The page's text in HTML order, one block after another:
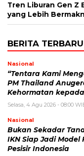
Tren Liburan Gen Z
yang Lebih
BERITA TERBARU
Nasional
“Tentara Kami
PM Thailand
Kehormatan
Selasa, 4 Agu 2026 - 08:00
Nasional
Bukan Sekadar
IKN Siap Jadi Model
Pesisir Indonesia